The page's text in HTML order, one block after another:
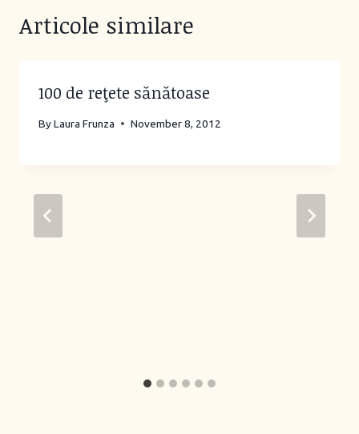
Articole similare
100 de reţete sănătoase
ByLaura Frunza November 8, 2012